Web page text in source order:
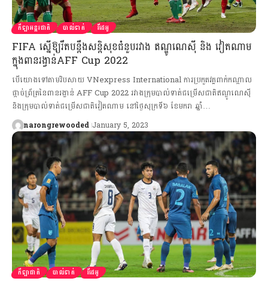
កីឡាអន្តរជាតិ បាល់ទាត់ វីដេអូ
FIFA ស្នើឱ្យរឹតបន្តឹងសន្តិសុខជំនួបរវាង ឥណ្ឌូណេស៊ី និង វៀតណាម
ក្នុងពានរង្វាន់AFF Cup 2022
បើយោងទៅតាមវិបសាយ VNexpress International ការប្រកួតវគ្គពាក់កណ្តាល
ផ្តាច់ព្រ័ត្រនៃពានរង្វាន់ AFF Cup 2022 រវាងក្រុមបាល់ទាត់ជម្រើសជាតិឥណ្ឌូណេស៊ី
និងក្រុមបាល់ទាត់ជម្រើសជាតិវៀតណាម នៅថ្ងៃសុក្រទី៦ ខែមករា ឆ្នាំ…
narongrewooded January 5, 2023
កីឡាជាតិ បាល់ទាត់ វីដេអូ